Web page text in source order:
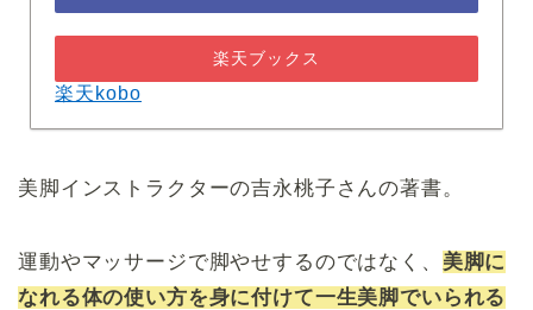
楽天ブックス
楽天kobo
美脚インストラクターの吉永桃子さんの著書。
運動やマッサージで脚やせするのではなく、 美脚に
なれる体の使い方を身に付けて一生美脚でいられる